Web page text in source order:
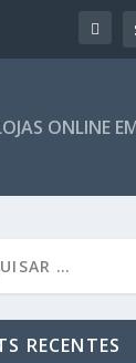
ONLINE
RECENTES